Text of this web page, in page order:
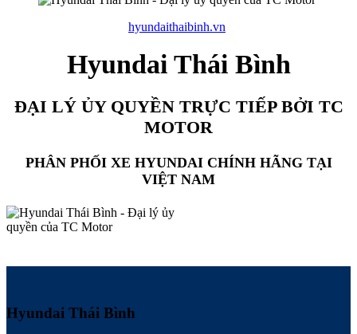
hyundaithaibinh.vn
Hyundai Thái Bình
ĐẠI LÝ ỦY QUYỀN TRỰC TIẾP BỞI TC
MOTOR
PHÂN PHỐI XE HYUNDAI CHÍNH HÃNG TẠI
VIỆT NAM
Hyundai Thái Bình